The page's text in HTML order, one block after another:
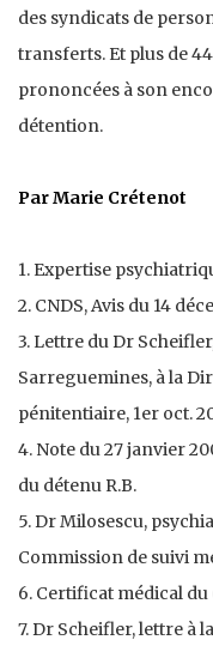
des syndicats de
transferts. Et plus de
prononcées à son
détention.
Par Marie Crétenot
1. Expertise
2. CNDS, Avis du 14
3. Lettre du Dr
Sarreguemines, à la
pénitentiaire, 1er oct.
4. Note du 27 janvier
du détenu R.B.
5. Dr Milosescu,
Commission de suivi
6. Certificat médical du
7. Dr Scheifler, lettre à